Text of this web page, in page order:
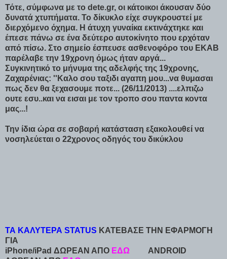
Τότε, σύμφωνα με το dete.gr, οι κάτοικοι άκουσαν δύο
δυνατά χτυπήματα. Το δίκυκλο είχε συγκρουστεί με
διερχόμενο όχημα. H άτυχη γυναίκα εκτινάχτηκε και
έπεσε πάνω σε ένα δεύτερο αυτοκίνητο που ερχόταν
από πίσω. Στο σημείο έσπευσε ασθενοφόρο του ΕΚΑΒ
παρέλαβε την 19χρονη όμως ήταν αργά...
Συγκινητικό το μήνυμα της αδελφής της 19χρονης,
Ζαχαρένιας: ''Καλο σου ταξιδι αγαπη μου...να θυμασαι
πως δεν θα ξεχασουμε ποτε... (26/11/2013) ....ελπιζω
ουτε εσυ..και να εισαι με τον τροπο σου παντα κοντα
μας...!
Την ίδια ώρα σε σοβαρή κατάσταση εξακολουθεί να
νοσηλεύεται ο 22χρονος οδηγός του δικύκλου
ΤΑ ΚΑΛΥΤΕΡΑ STATUS ΚΑΤΕΒΑΣΕ ΤΗΝ ΕΦΑΡΜΟΓΗ
ΓΙΑ
iPhone/iPad ΔΩΡΕΑΝ ΑΠΟ ΕΔΩ
ANDROID